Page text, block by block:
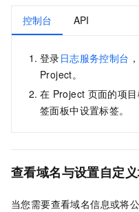
控制台 API
登录日志服务控制台
Project。
在 Project 页面的项
签面板中设置标签。
查看域名与设置自定
当您需要查看域名信息或将